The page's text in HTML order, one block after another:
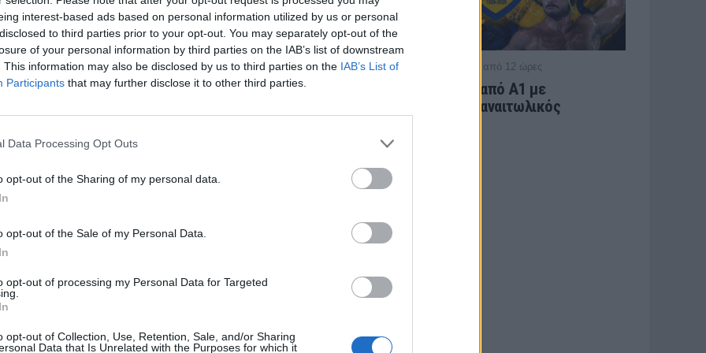
interest-based ads based on personal information utilized by us or personal
to third parties prior to your opt-out. You may separately opt-out of the
of your personal information by third parties on the IAB’s list of downstream
This information may also be disclosed by us to third parties on the IAB’s List of
Participants that may further disclose it to other third parties.
Data Processing Opt Outs
opt-out of the Sharing of my personal data.
opt-out of the Sale of my Personal Data.
opt-out of processing my Personal Data for Targeted
opt-out of Collection, Use, Retention, Sale, and/or Sharing
Data that Is Unrelated with the Purposes for which it
μας στο Google
άρθρα μας στα αποτελέσματα αναζήτησης
της Πάσος Φερέιρα) και θα αποχωρούσε.
αγωνίστηκε βασικός, με το ματς να
Παναιτωλικό, με τις συζητήσεις να
Θα μεταβεί στην Ελλάδα για τις τελικές
αναμένεται στο Αγρίνιο ώστε
ΕΡΑΣΙΤΕΧΝΗΣ / πριν από 12 ώρες
Πόλο: «Άρωμα» από Α1 με
Τουρκομένη ο Παναιτωλικός